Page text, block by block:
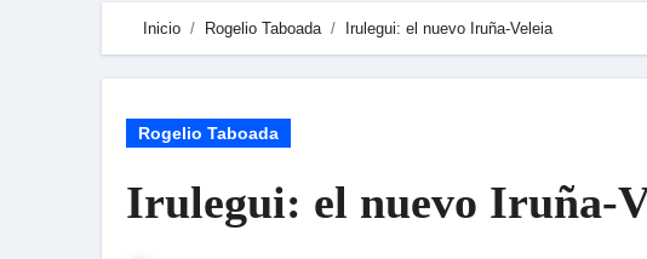
Inicio Rogelio Taboada Irulegui: el nuevo Iruña-Veleia
Rogelio Taboada
Irulegui: el nuevo Iruña-